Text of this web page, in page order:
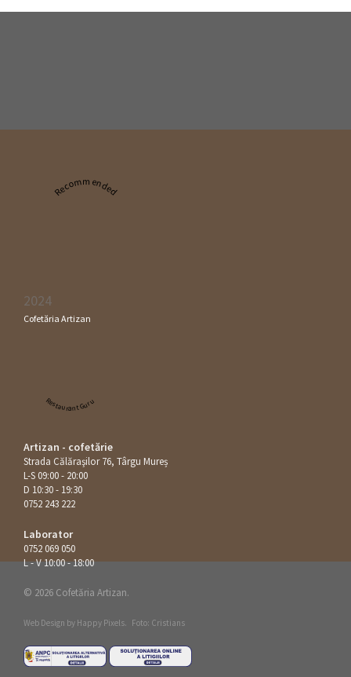
Recommended
2024
Cofetăria Artizan
Restaurant Guru
Artizan - cofetărie
Strada Călăraşilor 76, Târgu Mureș
L-S 09:00 - 20:00
D 10:30 - 19:30
0752 243 222
Laborator
0752 069 050
L - V 10:00 - 18:00
© 2026 Cofetăria Artizan.
Web Design by Happy Pixels. Foto: Cristians